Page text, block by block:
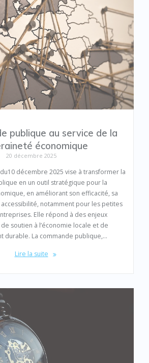
publique au service de la
économique
20 décembre 2025
décembre 2025 vise à transformer la
en un outil stratégique pour la
en améliorant son efficacité, sa
notamment pour les petites
Elle répond à des enjeux
soutien à l’économie locale et de
durable. La commande publique,…
Lire la suite